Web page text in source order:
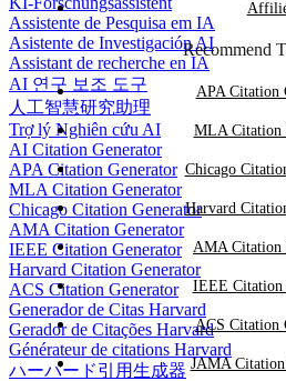
Assistente de Pesquisa em IA
Asistente de Investigación AI
Assistant de recherche en IA
AI 연구 보조 도구
人工智慧研究助理
Trợ lý Nghiên cứu AI
AI Citation Generator
APA Citation Generator
MLA Citation Generator
Chicago Citation Generator
AMA Citation Generator
IEEE Citation Generator
Harvard Citation Generator
ACS Citation Generator
Generador de Citas Harvard
Gerador de Citações Harvard
Générateur de citations Harvard
ハーバード引用生成器
Recommend
APA Citation
MLA Citation
Chicago
Harvard
AMA Citation
IEEE Citation
ACS Citation
JAMA Citation